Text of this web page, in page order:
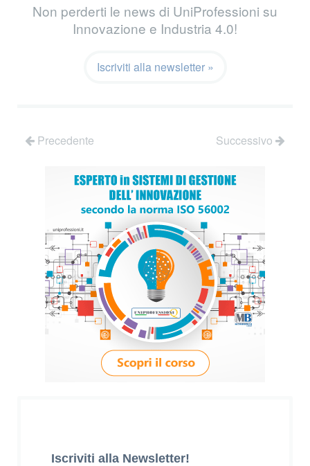
Non perderti le news di UniProfessioni su
Innovazione e Industria 4.0!
Iscriviti alla newsletter »
Precedente Successivo
Iscriviti alla Newsletter!